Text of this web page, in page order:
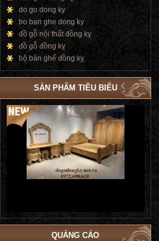
do go dong ky
bo ban ghe dong ky
đồ gỗ nội thất đồng kỵ
đồ gỗ đồng kỵ
bộ bàn ghế đồng kỵ
SẢN PHẨM TIÊU BIỂU
Bộ Giường Ngủ Tủ Áo Phòng Cưới Đẹp
QUẢNG CÁO